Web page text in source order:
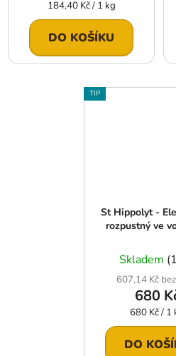
Měrná
cena:
184,40 Kč / 1 kg
DO KOŠÍKU
TIP
St Hippolyt -
rozpustný ve
Skladem
607,14 Kč
680
Měrná
cena:
680 Kč / 1
DO